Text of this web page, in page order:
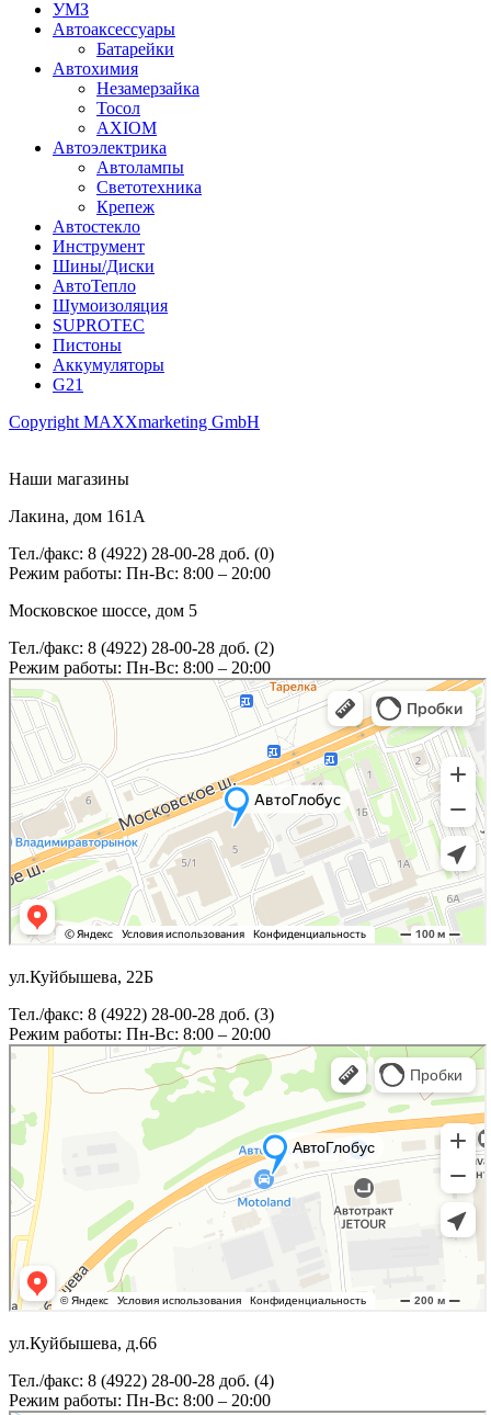
УМЗ
Автоаксессуары
Батарейки
Автохимия
Незамерзайка
Тосол
AXIOM
Автоэлектрика
Автолампы
Светотехника
Крепеж
Автостекло
Инструмент
Шины/Диски
АвтоТепло
Шумоизоляция
SUPROTEC
Пистоны
Аккумуляторы
G21
Copyright MAXXmarketing GmbH
Наши магазины
Лакина, дом 161А
Тел./факс: 8 (4922) 28-00-28 доб. (0)
Режим работы: Пн-Вс: 8:00 – 20:00
Московское шоссе, дом 5
Тел./факс: 8 (4922) 28-00-28 доб. (2)
Режим работы: Пн-Вс: 8:00 – 20:00
ул.Куйбышева, 22Б
Тел./факс: 8 (4922) 28-00-28 доб. (3)
Режим работы: Пн-Вс: 8:00 – 20:00
ул.Куйбышева, д.66
Тел./факс: 8 (4922) 28-00-28 доб. (4)
Режим работы: Пн-Вс: 8:00 – 20:00